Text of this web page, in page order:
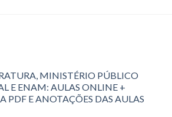
MINISTÉRIO PÚBLICO
E ENAM: AULAS ONLINE +
PDF E ANOTAÇÕES DAS AULAS